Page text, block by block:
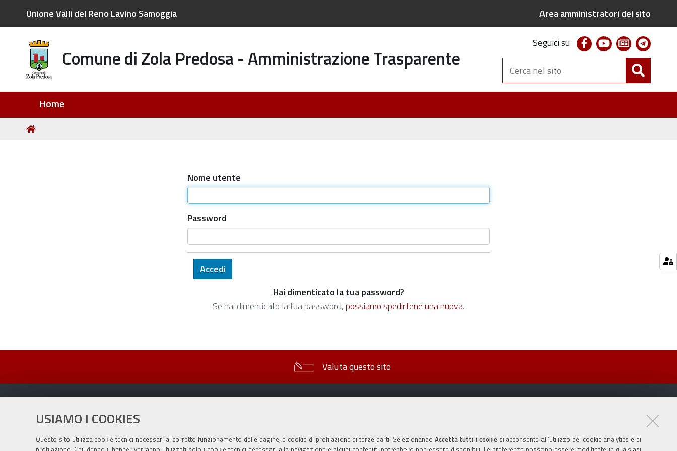
USIAMO I COOKIES
Questo sito utilizza cookie tecnici necessari al corretto funzionamento delle pagine, e cookie di profilazione di terze parti. Selezionando Accetta tutti i cookiesi acconsente all’utilizzo dei cookie analytics e di
Unione Valli del Reno Lavino Samoggia Area amministratori del sito
Comune di Zola Predosa - Amministrazione Trasparente
Seguici su facebookyoutubenewsletter
Cerca
nel
sito
Home
Tu
Nome utente
Password
Hai dimenticato la tua password?
Se hai dimenticato la tua password,possiamo spedirtene una nuova.
Valuta questo sito
Sito istituzionale Comune di Zola Predosa